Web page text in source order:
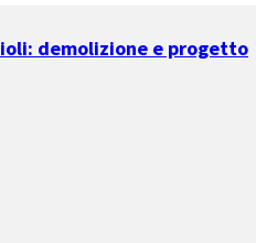
demolizione e progetto